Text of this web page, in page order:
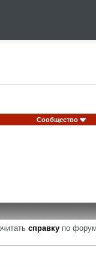
Сообщество
справку по